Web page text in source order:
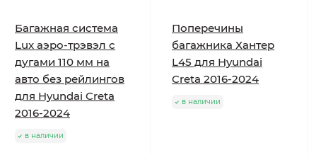
Багажная система
Lux аэро-трэвэл с
дугами 110 мм на
авто без рейлингов
для Hyundai Creta
2016-2024
в наличии
Поперечины
багажника Хантер
L45 для Hyundai
Creta 2016-2024
в наличии